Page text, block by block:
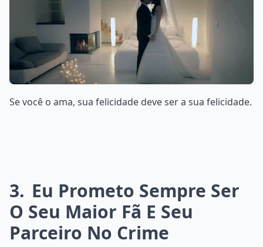
Se você o ama, sua felicidade deve ser a sua felicidade.
3 Eu Prometo Sempre Ser
O Seu Maior Fã E Seu
Parceiro No Crime